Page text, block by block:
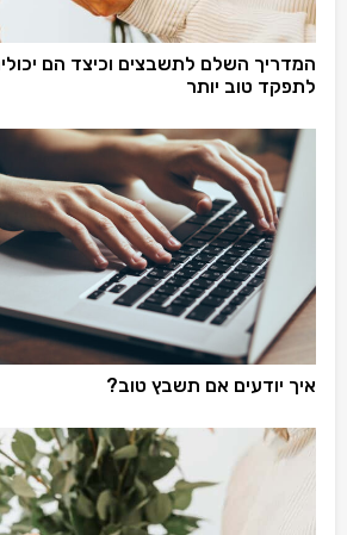
המדריך השלם לתשבצים וכיצד הם
לתפקד טוב יותר
איך יודעים אם תשבץ טוב?